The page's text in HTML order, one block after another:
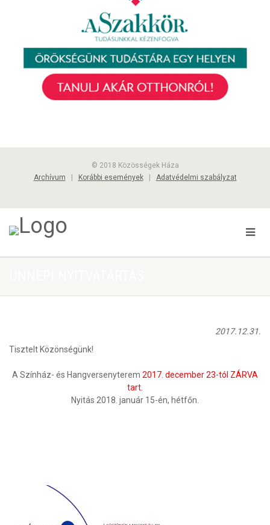
© 2018 Közösségek Háza
Archívum
Korábbi események| Adatvédelmi szabályzat
2017.12.31.
Tisztelt Közönségünk!
A Színház- és Hangversenyterem 2017. december 23-tól ZÁRVA
tart.
Nyitás 2018. január 15-én, hétfőn.